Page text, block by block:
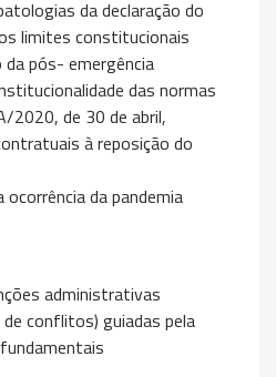
da declaração do
limites constitucionais
pós- emergência
das normas
2020, de 30 de abril,
à reposição do
da pandemia
administrativas
conflitos) guiadas pela